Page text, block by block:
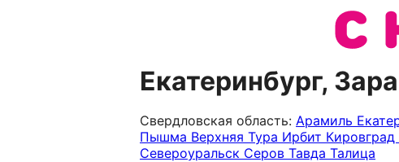
Екатеринбург,
Свердловская область: Арамиль
Пышма Верхняя Тура Ирбит Кировград
Североуральск Серов Тавда Талица